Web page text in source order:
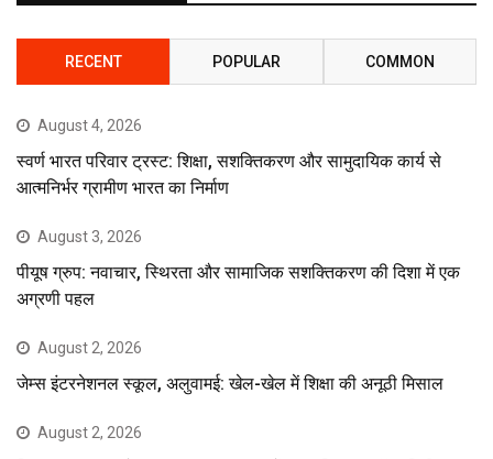
RECENT POPULAR COMMON
August 4, 2026
स्वर्ण भारत परिवार ट्रस्ट: शिक्षा, सशक्तिकरण और सामुदायिक कार्य से
आत्मनिर्भर ग्रामीण भारत का निर्माण
August 3, 2026
पीयूष ग्रुप: नवाचार, स्थिरता और सामाजिक सशक्तिकरण की दिशा में एक
अग्रणी पहल
August 2, 2026
जेम्स इंटरनेशनल स्कूल, अलुवामई: खेल-खेल में शिक्षा की अनूठी मिसाल
August 2, 2026